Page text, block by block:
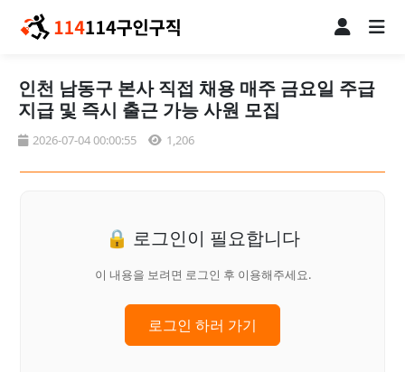
인천 남동구 본사 직접 채용 매주 금요일 주급
지급 및 즉시 출근 가능 사원 모집
2026-07-04 00:00:55 1,206
🔒 로그인이 필요합니다
이 내용을 보려면 로그인 후 이용해주세요.
로그인 하러 가기